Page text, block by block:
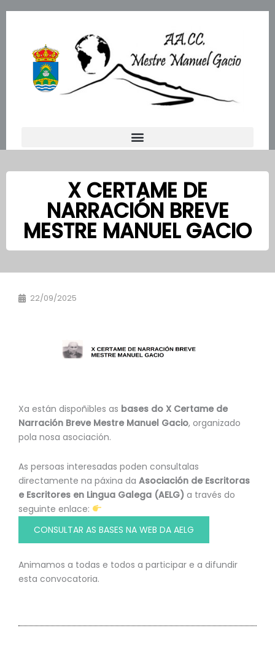
X CERTAME DE
NARRACIÓN BREVE
MESTRE MANUEL GACIO
22/09/2025
Xa están dispoñibles as bases do X Certame de
Narración Breve Mestre Manuel Gacio, organizado
pola nosa asociación.
As persoas interesadas poden consultalas
directamente na páxina da Asociación de Escritoras
e Escritores en Lingua Galega (AELG) a través do
seguinte enlace:
CONSULTAR AS BASES NA WEB DA AELG
Animamos a todas e todos a participar e a difundir
esta convocatoria.